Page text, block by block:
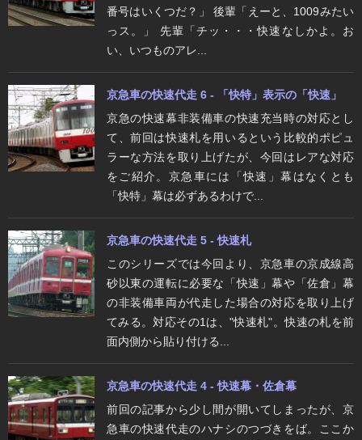
番号はいくつだ？」 後輩「えーと、1009みたい
っス。」 先輩「チッ・・・快速なしかよ。お
い、いつものアレ...
京急車の快速代走 6 - 「快特」表示の「快速」
京急の快速幕非装備車の快速充当時の対応とし
て、前回は快速札を用いるという比較的ポピュ
ラーな方法を取り上げたが、今回はレアな対応
をご紹介。京急車には「快速」幕はなくとも
「快特」幕は必ずあるわけで...
京急車の快速代走 5 - 快速札
このシリーズでは今回より、京急車の京成線高
砂以東の運転に必要な「快速」幕や「佐倉」幕
の非装備車両が代走した場合の対応を取り上げ
てみる。対応その1は、"快速札"。快速の札を前
面内側から貼り付ける...
京急車の快速代走 4 - 快速幕・佐倉幕
前回の記事から少し間が開いてしまったが、京
急車の快速代走のハナシのつづきをば。ここか